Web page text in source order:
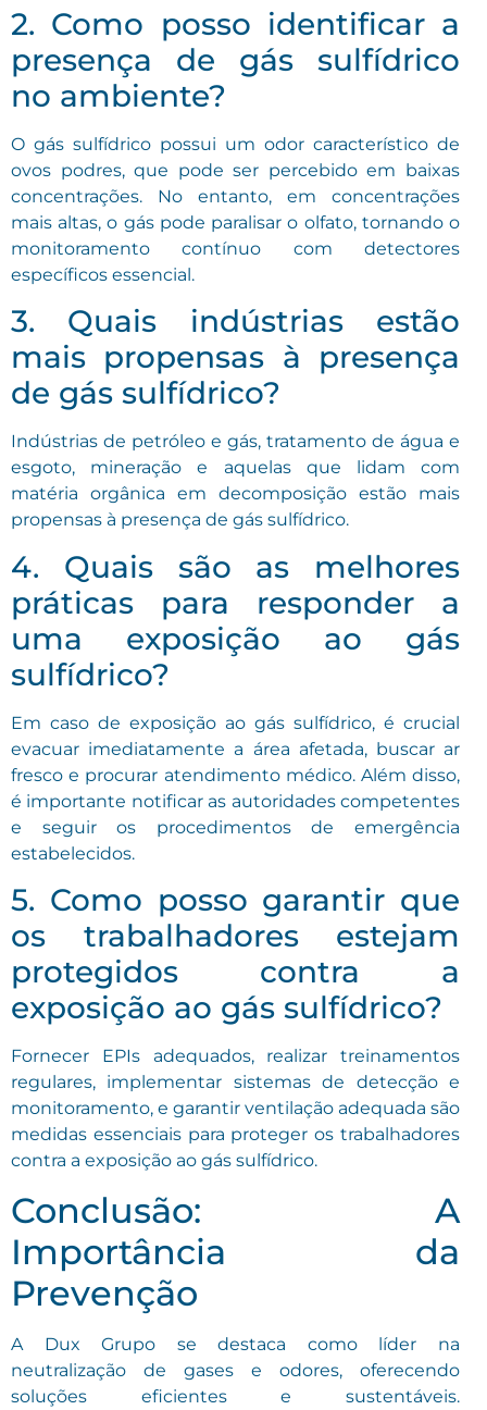
2. Como posso identificar a
presença de gás sulfídrico
no ambiente?
O gás sulfídrico possui um odor característico de
ovos podres, que pode ser percebido em baixas
concentrações. No entanto, em concentrações
mais altas, o gás pode paralisar o olfato, tornando o
monitoramento contínuo com detectores
específicos essencial.
3. Quais indústrias estão
mais propensas à presença
de gás sulfídrico?
Indústrias de petróleo e gás, tratamento de água e
esgoto, mineração e aquelas que lidam com
matéria orgânica em decomposição estão mais
propensas à presença de gás sulfídrico.
4. Quais são as melhores
práticas para responder a
uma exposição ao gás
sulfídrico?
Em caso de exposição ao gás sulfídrico, é crucial
evacuar imediatamente a área afetada, buscar ar
fresco e procurar atendimento médico. Além disso,
é importante notificar as autoridades competentes
e seguir os procedimentos de emergência
estabelecidos.
5. Como posso garantir que
os trabalhadores estejam
protegidos contra a
exposição ao gás sulfídrico?
Fornecer EPIs adequados, realizar treinamentos
regulares, implementar sistemas de detecção e
monitoramento, e garantir ventilação adequada são
medidas essenciais para proteger os trabalhadores
contra a exposição ao gás sulfídrico.
Conclusão: A
Importância da
Prevenção
A Dux Grupo se destaca como líder na
neutralização de gases e odores, oferecendo
soluções eficientes e sustentáveis.